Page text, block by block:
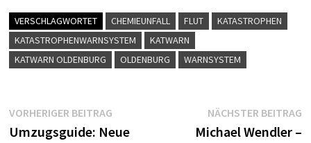
VERSCHLAGWORTET CHEMIEUNFALL FLUT
KATASTROPHEN
KATASTROPHENWARNSYSTEM
KATWARN
KATWARN OLDENBURG
OLDENBURG WARNSYSTEM
Beitragsnavigation
VORHERIGER BEITRAGVorheriger
Beitrag:
Umzugsguide: Neue
NÄCHSTER BEITRAG
Michael Wendler –